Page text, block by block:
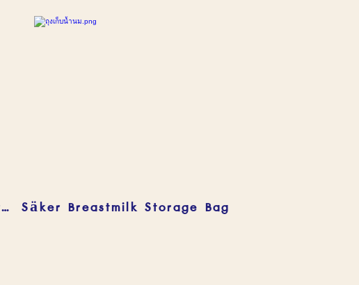
Säker Premium 5 in 1 warmer&and sterilizer Säker Breastmilk Storage Bag